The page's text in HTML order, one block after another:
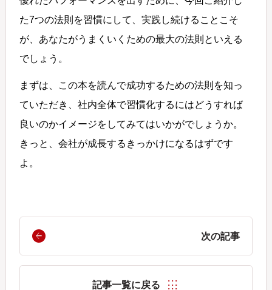
た7つの法則を習慣にして、実践し続けることこそ
が、あなたがうまくいくための最大の法則といえる
でしょう。
まずは、この本を読んで成功するための法則を知っ
ていただき、社内全体で習慣化するにはどうすれば
良いのかイメージをしてみてはいかがでしょうか。
きっと、会社が成長するきっかけになるはずです
よ。
次の記事
記事一覧に戻る